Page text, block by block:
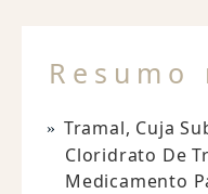
Resumo
Tramal, Cuja
Cloridrato De
Medicamento